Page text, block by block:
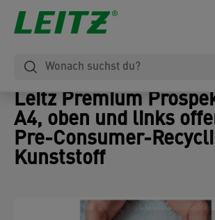
Leitz Premium
A4, oben und links
Pre-Consumer-
Kunststoff